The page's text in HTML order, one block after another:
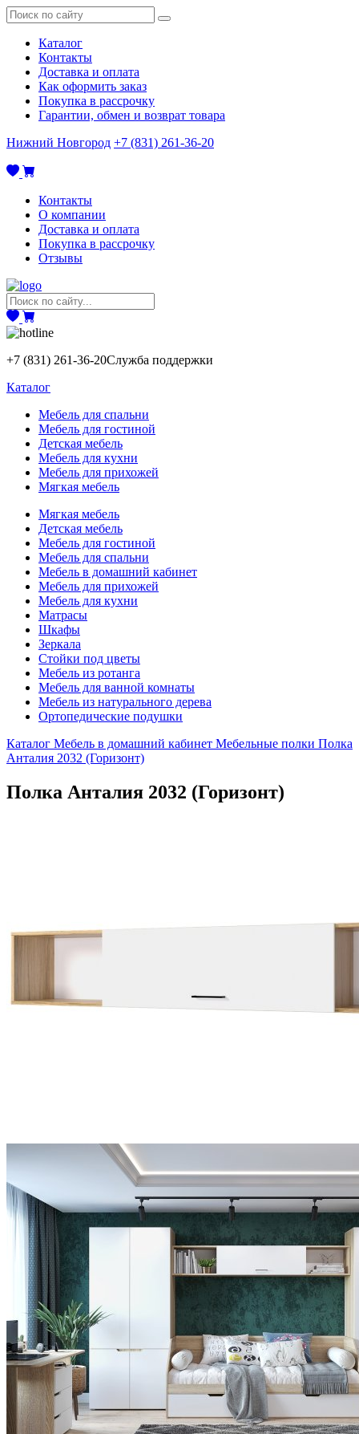
Каталог
Контакты
Доставка и оплата
Как оформить заказ
Покупка в рассрочку
Гарантии, обмен и возврат товара
Нижний Новгород +7 (831) 261-36-20
Контакты
О компании
Доставка и оплата
Покупка в рассрочку
Отзывы
+7 (831) 261-36-20Служба поддержки
Каталог
Мебель для спальни
Мебель для гостиной
Детская мебель
Мебель для кухни
Мебель для прихожей
Мягкая мебель
Мягкая мебель
Детская мебель
Мебель для гостиной
Мебель для спальни
Мебель в домашний кабинет
Мебель для прихожей
Мебель для кухни
Матрасы
Шкафы
Зеркала
Стойки под цветы
Мебель из ротанга
Мебель для ванной комнаты
Мебель из натурального дерева
Ортопедические подушки
Каталог Мебель в домашний кабинет Мебельные полки Полка
Анталия 2032 (Горизонт)
Полка Анталия 2032 (Горизонт)